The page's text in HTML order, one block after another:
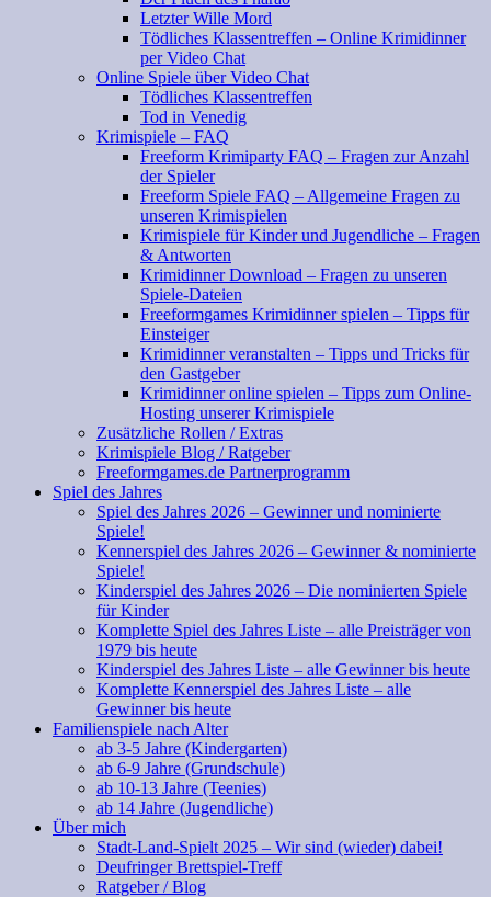
Letzter Wille Mord
Tödliches Klassentreffen – Online Krimidinner
per Video Chat
Online Spiele über Video Chat
Tödliches Klassentreffen
Tod in Venedig
Krimispiele – FAQ
Freeform Krimiparty FAQ – Fragen zur Anzahl
der Spieler
Freeform Spiele FAQ – Allgemeine Fragen zu
unseren Krimispielen
Krimispiele für Kinder und Jugendliche – Fragen
& Antworten
Krimidinner Download – Fragen zu unseren
Spiele-Dateien
Freeformgames Krimidinner spielen – Tipps für
Einsteiger
Krimidinner veranstalten – Tipps und Tricks für
den Gastgeber
Krimidinner online spielen – Tipps zum Online-
Hosting unserer Krimispiele
Zusätzliche Rollen / Extras
Krimispiele Blog / Ratgeber
Freeformgames.de Partnerprogramm
Spiel des Jahres
Spiel des Jahres 2026 – Gewinner und nominierte
Spiele!
Kennerspiel des Jahres 2026 – Gewinner & nominierte
Spiele!
Kinderspiel des Jahres 2026 – Die nominierten Spiele
für Kinder
Komplette Spiel des Jahres Liste – alle Preisträger von
1979 bis heute
Kinderspiel des Jahres Liste – alle Gewinner bis heute
Komplette Kennerspiel des Jahres Liste – alle
Gewinner bis heute
Familienspiele nach Alter
ab 3-5 Jahre (Kindergarten)
ab 6-9 Jahre (Grundschule)
ab 10-13 Jahre (Teenies)
ab 14 Jahre (Jugendliche)
Über mich
Stadt-Land-Spielt 2025 – Wir sind (wieder) dabei!
Deufringer Brettspiel-Treff
Ratgeber / Blog